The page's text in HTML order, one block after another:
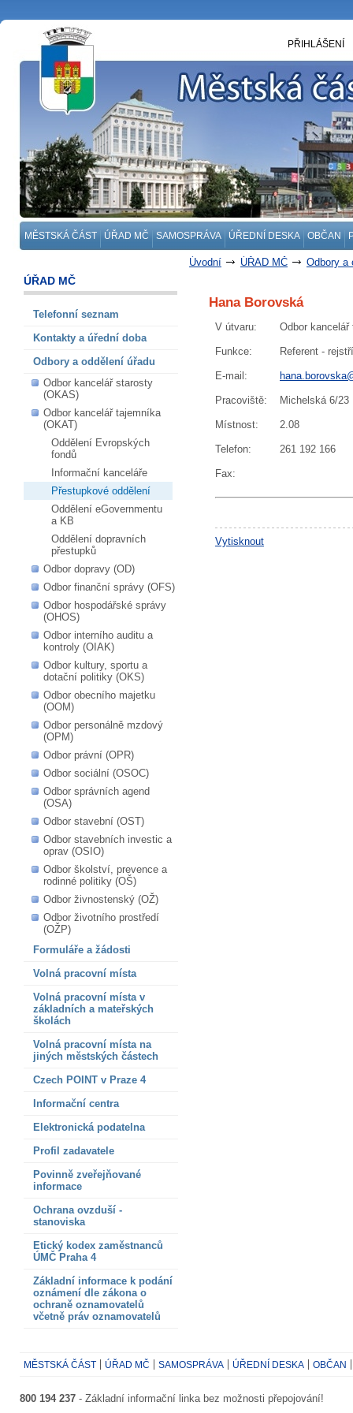
MĚSTSKÁ ČÁST ÚŘAD MČ SAMOSPRÁVA ÚŘEDNÍ DESKA OBČAN
PŘIHLÁŠENÍ
Úvodní ÚŘAD MČ Odbory a
ÚŘAD MČ
Telefonní seznam
Kontakty a úřední doba
Odbory a oddělení úřadu
Odbor kancelář starosty
(OKAS)
Odbor kancelář tajemníka
(OKAT)
Oddělení Evropských
fondů
Informační kanceláře
Přestupkové oddělení
Oddělení eGovernmentu
a KB
Oddělení dopravních
přestupků
Odbor dopravy (OD)
Odbor finanční správy (OFS)
Odbor hospodářské správy
(OHOS)
Odbor interního auditu a
kontroly (OIAK)
Odbor kultury, sportu a
dotační politiky (OKS)
Odbor obecního majetku
(OOM)
Odbor personálně mzdový
(OPM)
Odbor právní (OPR)
Odbor sociální (OSOC)
Odbor správních agend
(OSA)
Odbor stavební (OST)
Odbor stavebních investic a
oprav (OSIO)
Odbor školství, prevence a
rodinné politiky (OŠ)
Odbor živnostenský (OŽ)
Odbor životního prostředí
(OŽP)
Formuláře a žádosti
Volná pracovní místa
Volná pracovní místa v
základních a mateřských
školách
Volná pracovní místa na
jiných městských částech
Czech POINT v Praze 4
Informační centra
Elektronická podatelna
Profil zadavatele
Povinně zveřejňované
informace
Ochrana ovzduší -
stanoviska
Etický kodex zaměstnanců
ÚMČ Praha 4
Základní informace k podání
oznámení dle zákona o
ochraně oznamovatelů
včetně práv oznamovatelů
Hana Borovská
V útvaru: Odbor
Funkce: Referent -
E-mail:
Pracoviště: Michelská 6/23
Místnost: 2.08
Telefon: 261 192 166
Fax:
Vytisknout
MĚSTSKÁ ČÁST ÚŘAD MČ SAMOSPRÁVA ÚŘEDNÍ DESKA OBČAN
800 194 237 - Základní informační linka bez možnosti přepojování!